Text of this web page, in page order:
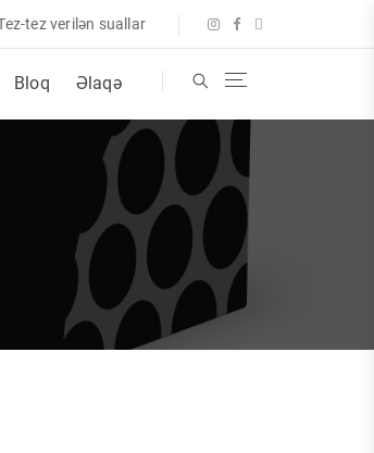
tez verilən suallar
Bloq Əlaqə